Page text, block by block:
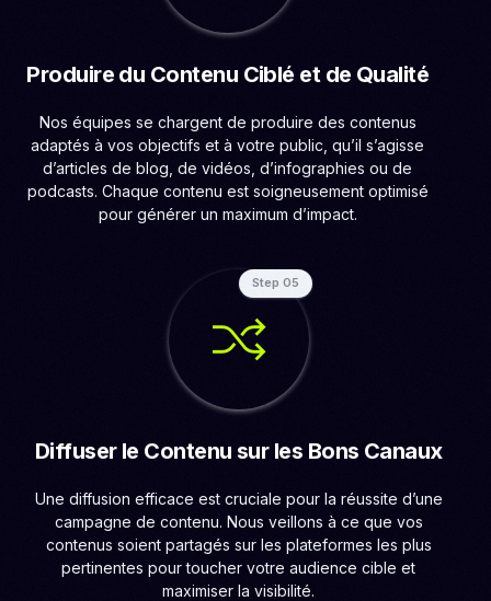
Produire du Contenu Ciblé et de Qualité
Nos équipes se chargent de produire des contenus
adaptés à vos objectifs et à votre public, qu’il s’agisse
d’articles de blog, de vidéos, d’infographies ou de
podcasts. Chaque contenu est soigneusement optimisé
pour générer un maximum d’impact.
Diffuser le Contenu sur les Bons Canaux
Une diffusion efficace est cruciale pour la réussite d’une
campagne de contenu. Nous veillons à ce que vos
contenus soient partagés sur les plateformes les plus
pertinentes pour toucher votre audience cible et
maximiser la visibilité.
Step 05